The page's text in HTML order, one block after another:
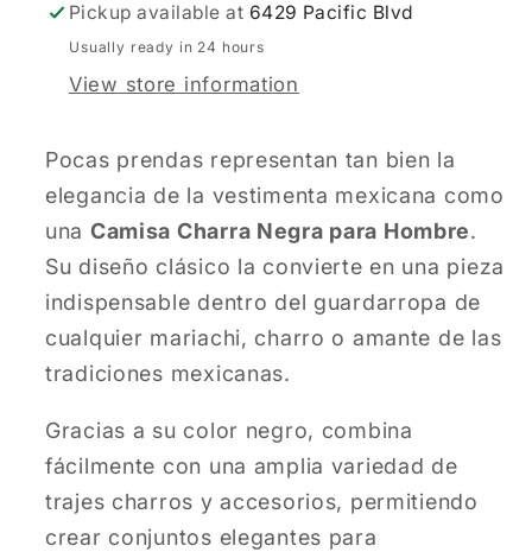
México
México
Pickup available at 6429 Pacific Blvd
Usually ready in 24 hours
View store information
Pocas prendas representan tan bien la
elegancia de la vestimenta mexicana como
una Camisa Charra Negra para Hombre.
Su diseño clásico la convierte en una pieza
indispensable dentro del guardarropa de
cualquier mariachi, charro o amante de las
tradiciones mexicanas.
Gracias a su color negro, combina
fácilmente con una amplia variedad de
trajes charros y accesorios, permitiendo
crear conjuntos elegantes para